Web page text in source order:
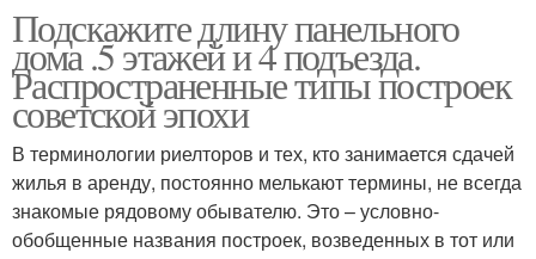
Подскажите длину панельного
дома .5 этажей и 4 подъезда.
Распространенные типы построек
советской эпохи
В терминологии риелторов и тех, кто занимается сдачей
жилья в аренду, постоянно мелькают термины, не всегда
знакомые рядовому обывателю. Это – условно-
обобщенные названия построек, возведенных в тот или